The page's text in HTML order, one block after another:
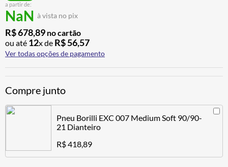
a partir de:
NaN à vista no pix
R$678,89 no cartão
ou até 12x de R$56,57
Ver todas opções de pagamento
Compre junto
Pneu Borilli EXC 007 Medium Soft 90/90-
21 Dianteiro
R$ 418,89